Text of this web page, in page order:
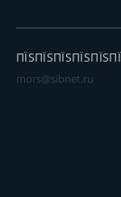
mors@sibnet.ru